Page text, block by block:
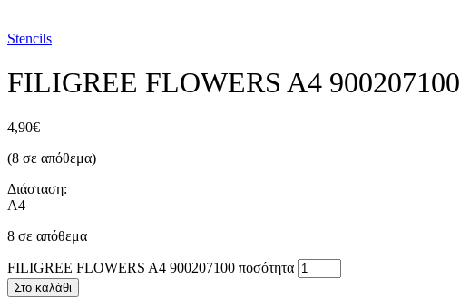
Stencils
FILIGREE FLOWERS A4 900207100
4,90€
(8 σε απόθεμα)
Διάσταση:
Α4
8 σε απόθεμα
FILIGREE FLOWERS A4 900207100 ποσότητα
Στο καλάθι